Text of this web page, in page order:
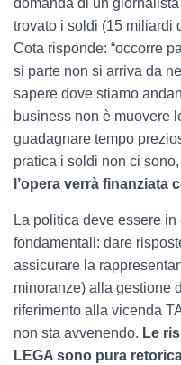
domanda di un
trovato i soldi (15 miliardi
Cota risponde: “occorre
si parte non si arriva da
sapere dove stiamo
business non è muovere
guadagnare tempo
pratica i soldi non ci
l’opera verrà finanziata
La politica deve essere
fondamentali: dare
assicurare la
minoranze) alla gestione
riferimento alla vicenda
non sta avvenendo. Le
LEGA sono pura